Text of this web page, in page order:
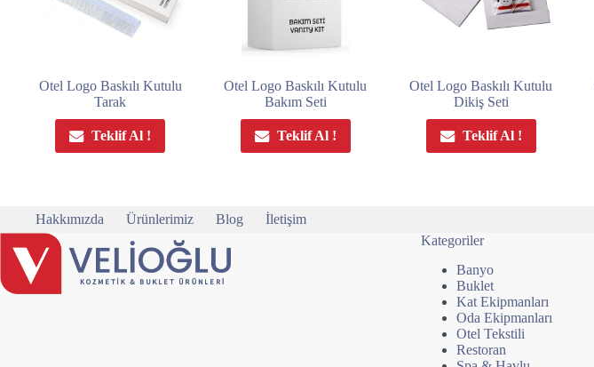
Otel Logo Baskılı Kutulu
Tarak
Teklif Al !
Otel Logo Baskılı Kutulu
Bakım Seti
Teklif Al !
Otel Logo Baskılı Kutulu
Dikiş Seti
Teklif Al !
Hakkımızda Ürünlerimiz Blog
İletişim
Kategoriler
Banyo
Buklet
Kat Ekipmanları
Oda Ekipmanları
Otel Tekstili
Restoran